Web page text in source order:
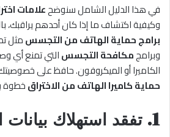
في هذا الدليل الشامل سنوضحعلامات
وكيفية اكتشاف ما إذا كان أحدهم يراقبك،
برامج حماية الهاتف من التجسسمثل
وبرامجمكافحة التجسسالتي تمنع أي
الكاميرا أو الميكروفون. حافظ على
حماية كاميرا الهاتف من الاختراقخطوة
1. تفقد استهلاك بيانات الهاتف